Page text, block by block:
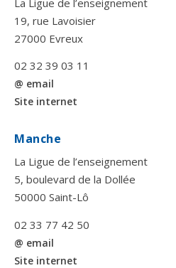
19, rue Lavoisier
27000 Evreux
02 32 39 03 11
@ email
Site internet
Manche
La Ligue de l’enseignement
5, boulevard de la Dollée
50000 Saint-Lô
02 33 77 42 50
@ email
Site internet